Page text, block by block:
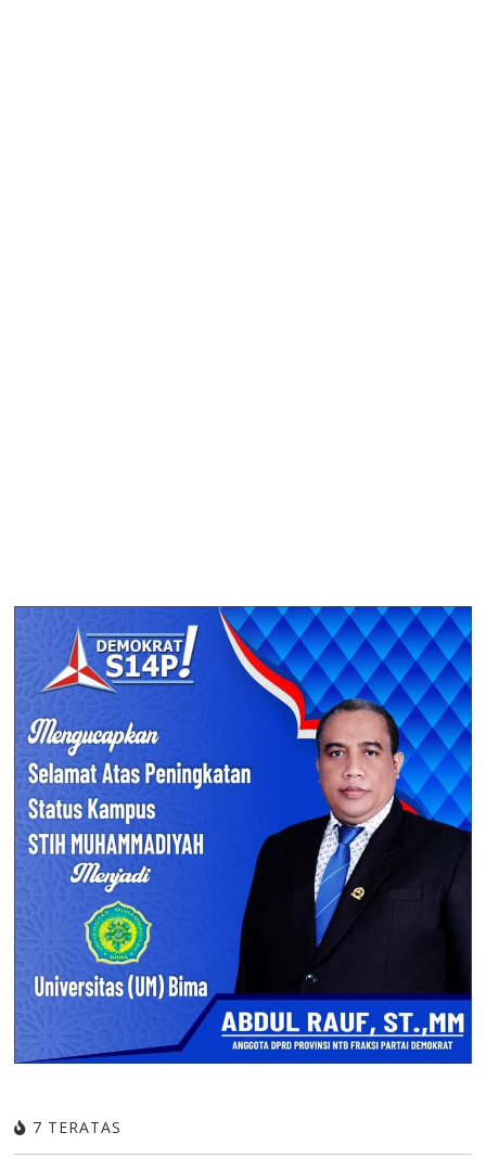
7 TERATAS